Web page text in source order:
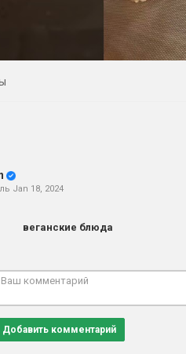
Jan 18, 2024
веганские блюда
Добавить комментарий